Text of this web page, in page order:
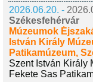
2026.06.20. -
Székesfehérvár
Múzeumok
István Király
Patikamúzeum,
Szent István Király
Fekete Sas